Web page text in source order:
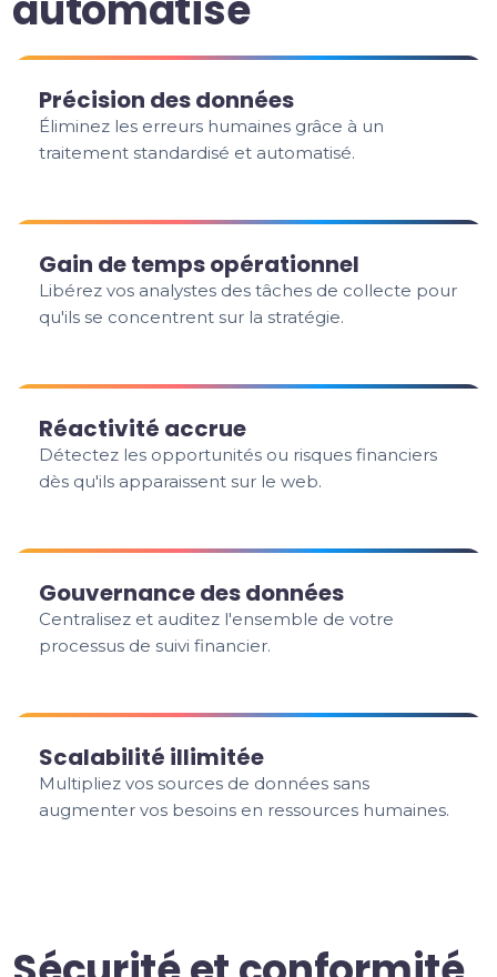
Précision des données
Éliminez les erreurs humaines grâce à un
traitement standardisé et automatisé.
Gain de temps opérationnel
Libérez vos analystes des tâches de collecte pour
qu'ils se concentrent sur la stratégie.
Réactivité accrue
Détectez les opportunités ou risques financiers
dès qu'ils apparaissent sur le web.
Gouvernance des données
Centralisez et auditez l'ensemble de votre
processus de suivi financier.
Scalabilité illimitée
Multipliez vos sources de données sans
augmenter vos besoins en ressources humaines.